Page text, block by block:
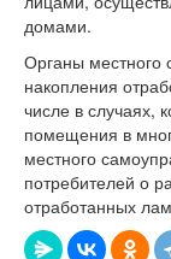
домами.
Органы местного
накопления
числе в случаях,
помещения в
местного
потребителей о
отработанных